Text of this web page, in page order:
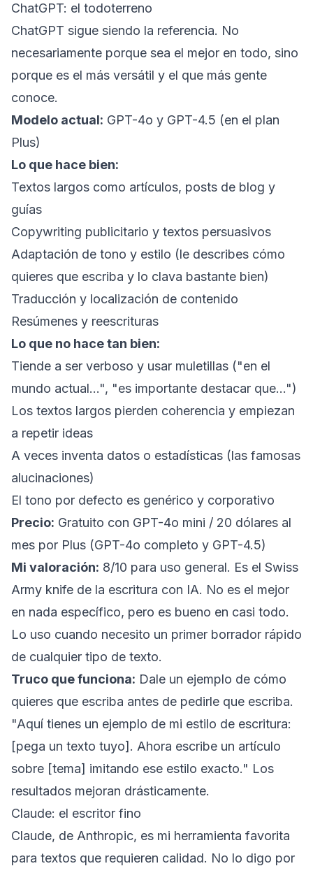
ChatGPT: el todoterreno
ChatGPT sigue siendo la referencia. No
necesariamente porque sea el mejor en todo, sino
porque es el más versátil y el que más gente
conoce.
Modelo actual: GPT-4o y GPT-4.5 (en el plan
Plus)
Lo que hace bien:
Textos largos como artículos, posts de blog y
guías
Copywriting publicitario y textos persuasivos
Adaptación de tono y estilo (le describes cómo
quieres que escriba y lo clava bastante bien)
Traducción y localización de contenido
Resúmenes y reescrituras
Lo que no hace tan bien:
Tiende a ser verboso y usar muletillas ("en el
mundo actual...", "es importante destacar que...")
Los textos largos pierden coherencia y empiezan
a repetir ideas
A veces inventa datos o estadísticas (las famosas
alucinaciones)
El tono por defecto es genérico y corporativo
Precio: Gratuito con GPT-4o mini / 20 dólares al
mes por Plus (GPT-4o completo y GPT-4.5)
Mi valoración: 8/10 para uso general. Es el Swiss
Army knife de la escritura con IA. No es el mejor
en nada específico, pero es bueno en casi todo.
Lo uso cuando necesito un primer borrador rápido
de cualquier tipo de texto.
Truco que funciona: Dale un ejemplo de cómo
quieres que escriba antes de pedirle que escriba.
"Aquí tienes un ejemplo de mi estilo de escritura:
[pega un texto tuyo]. Ahora escribe un artículo
sobre [tema] imitando ese estilo exacto." Los
resultados mejoran drásticamente.
Claude: el escritor fino
Claude, de Anthropic, es mi herramienta favorita
para textos que requieren calidad. No lo digo por